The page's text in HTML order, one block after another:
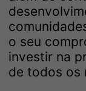
o seu
investir na
de todos os